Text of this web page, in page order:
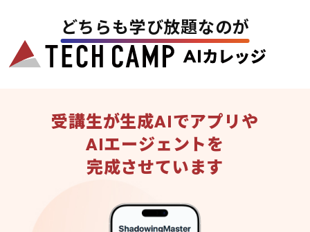
どちらも学び放題なのが
受講生が生成AIでアプリや
AIエージェントを
完成させています